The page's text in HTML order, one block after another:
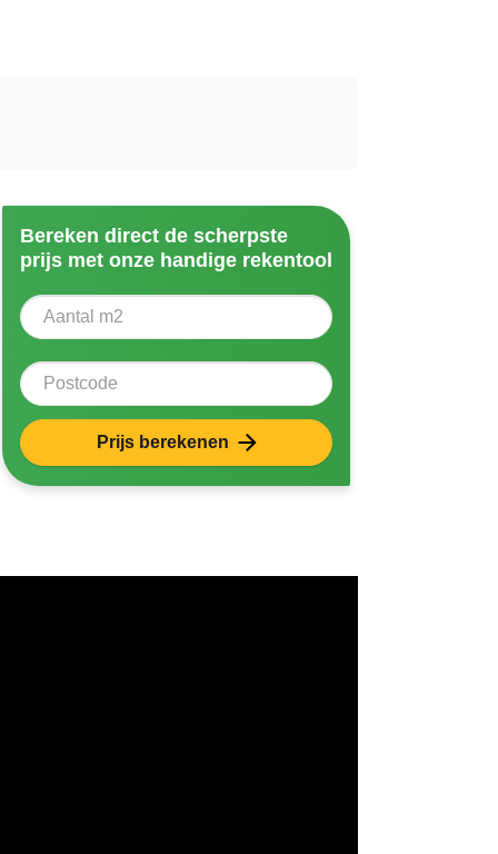
Bereken direct de scherpste
prijs met onze handige rekentool
Aantal vierkante meter
Postcode
Prijs berekenen